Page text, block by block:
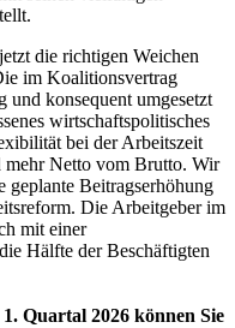
die richtigen Weichen
im Koalitionsvertrag
und konsequent umgesetzt
wirtschaftspolitisches
bei der Arbeitszeit
Netto vom Brutto. Wir
geplante Beitragserhöhung
Die Arbeitgeber im
mit einer
Hälfte der Beschäftigten
Quartal 2026 können Sie